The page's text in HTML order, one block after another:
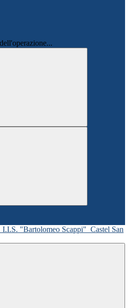
I.I.S. "Bartolomeo Scappi" Castel San